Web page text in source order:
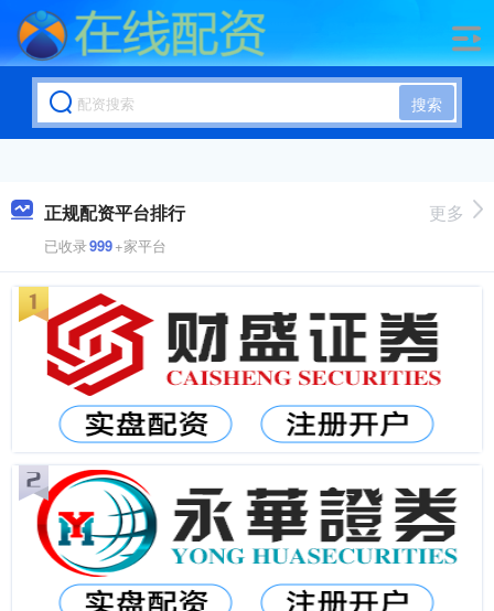
搜索
正规配资平台排行
已收录999+家平台
更多